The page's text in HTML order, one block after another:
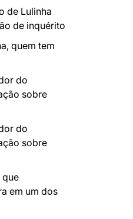
de Lulinha
de inquérito
quem tem
do
sobre
do
sobre
que
em um dos